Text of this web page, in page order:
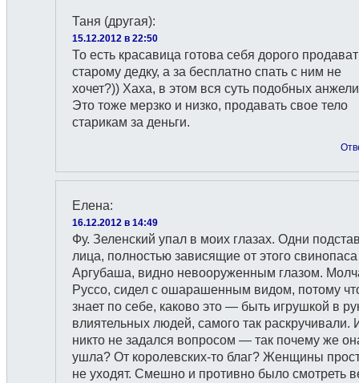
Таня (другая):
15.12.2012 в 22:50
То есть красавица готова себя дорого
старому дедку, а за бесплатно спать с ним не
хочет?)) Хаха, в этом вся суть подобных
Это тоже мерзко и низко, продавать свое тело
старикам за деньги.
Елена:
16.12.2012 в 14:49
Фу. Зеленский упал в моих глазах. Одни
лица, полностью зависящие от этого свинопаса
Аргубаша, видно невооруженным глазом.
Руссо, сидел с ошарашенным видом, потому
знает по себе, каково это — быть игрушкой в
влиятельных людей, самого так раскручивали.
никто не задался вопросом — так почему же
ушла? От королевских-то благ? Женщины
не уходят. Смешно и противно было смотреть